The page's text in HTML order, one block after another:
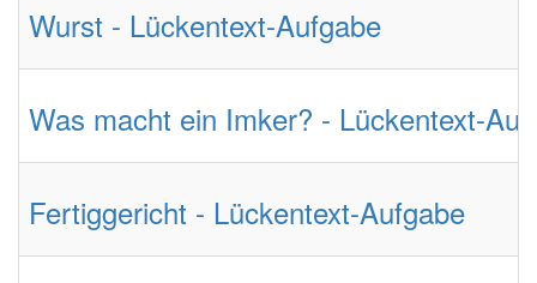
Wurst - Lückentext-Aufgabe
Was macht ein Imker? - Lückentext-
Fertiggericht - Lückentext-Aufgabe